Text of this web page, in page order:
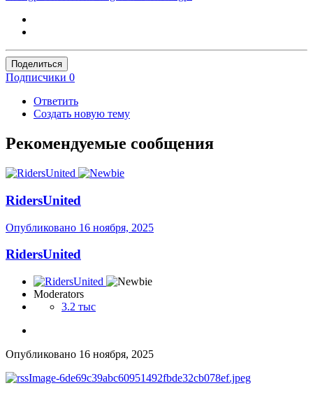
Поделиться
Подписчики 0
Ответить
Создать новую тему
Рекомендуемые сообщения
RidersUnited
Опубликовано 16 ноября, 2025
RidersUnited
Moderators
3.2 тыс
Опубликовано 16 ноября, 2025